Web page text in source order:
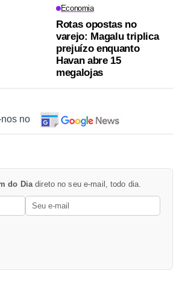
Economia
Rotas opostas no
varejo: Magalu triplica
prejuízo enquanto
Havan abre 15
megalojas
no
do Dia direto no seu e-mail, todo dia.